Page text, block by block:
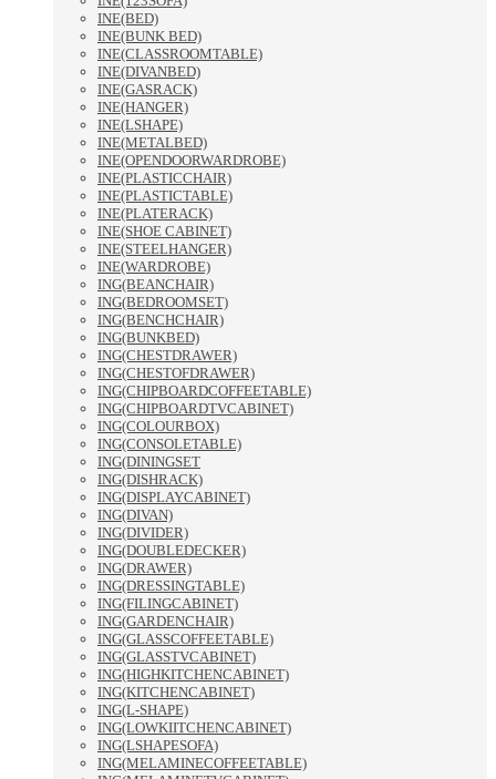
INE(BED)
INE(BUNK BED)
INE(CLASSROOMTABLE)
INE(DIVANBED)
INE(GASRACK)
INE(HANGER)
INE(LSHAPE)
INE(METALBED)
INE(OPENDOORWARDROBE)
INE(PLASTICCHAIR)
INE(PLASTICTABLE)
INE(PLATERACK)
INE(SHOE CABINET)
INE(STEELHANGER)
INE(WARDROBE)
ING(BEANCHAIR)
ING(BEDROOMSET)
ING(BENCHCHAIR)
ING(BUNKBED)
ING(CHESTDRAWER)
ING(CHESTOFDRAWER)
ING(CHIPBOARDCOFFEETABLE)
ING(CHIPBOARDTVCABINET)
ING(COLOURBOX)
ING(CONSOLETABLE)
ING(DININGSET
ING(DISHRACK)
ING(DISPLAYCABINET)
ING(DIVAN)
ING(DIVIDER)
ING(DOUBLEDECKER)
ING(DRAWER)
ING(DRESSINGTABLE)
ING(FILINGCABINET)
ING(GARDENCHAIR)
ING(GLASSCOFFEETABLE)
ING(GLASSTVCABINET)
ING(HIGHKITCHENCABINET)
ING(KITCHENCABINET)
ING(L-SHAPE)
ING(LOWKIITCHENCABINET)
ING(LSHAPESOFA)
ING(MELAMINECOFFEETABLE)